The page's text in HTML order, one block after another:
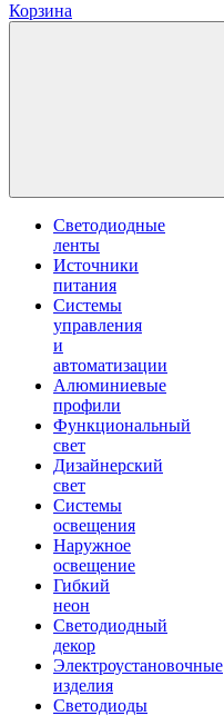
Корзина
Светодиодные
ленты
Источники
питания
Системы
управления
и
автоматизации
Алюминиевые
профили
Функциональный
свет
Дизайнерский
свет
Системы
освещения
Наружное
освещение
Гибкий
неон
Светодиодный
декор
Электроустановочные
изделия
Светодиоды